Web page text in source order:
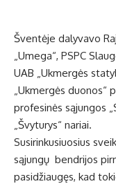
Šventėje dalyvavo
„Umega“, PSPC
UAB „Ukmergės
„Ukmergės
profesinės sąjungos
„Švyturys“ nariai.
Susirinkusiuosius
sąjungų bendrijos
pasidžiaugęs, kad